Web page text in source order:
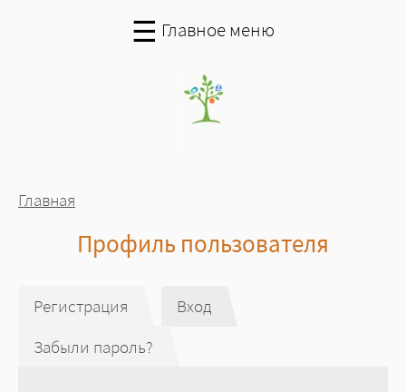
☰ Главное меню
Вы здесь
Главная
Профиль пользователя
Главные вкладки
Регистрация Вход
Забыли пароль?